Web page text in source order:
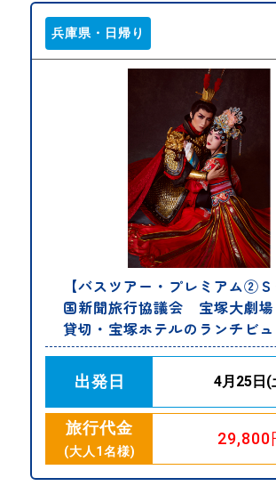
兵庫県・日帰り
【バスツアー・プレミアム②
国新聞旅行協議会 宝塚大劇場
貸切・宝塚ホテルのランチビ
出発日 4月25日(
旅行代金
(大人1名様)
29,800